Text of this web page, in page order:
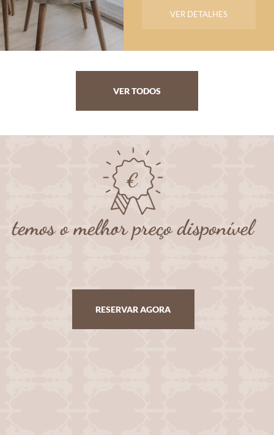
VER DETALHES
VER TODOS
temos o melhor preço disponível
RESERVAR AGORA